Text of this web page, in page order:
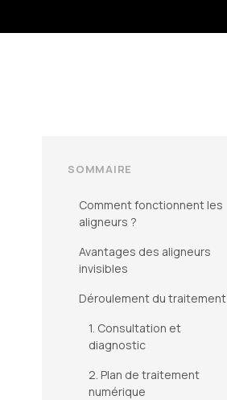
SOMMAIRE
Comment fonctionnent les
aligneurs ?
Avantages des aligneurs
invisibles
Déroulement du traitement
1. Consultation et
diagnostic
2. Plan de traitement
numérique